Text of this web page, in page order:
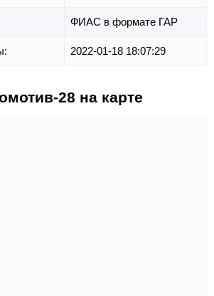
ФИАС в формате ГАР
2022-01-18 18:07:29
28 на карте